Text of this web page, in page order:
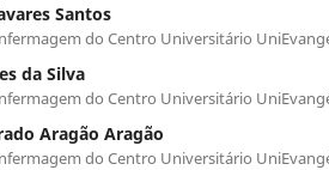
Santos
do Centro Universitário
da Silva
do Centro Universitário
Aragão Aragão
do Centro Universitário